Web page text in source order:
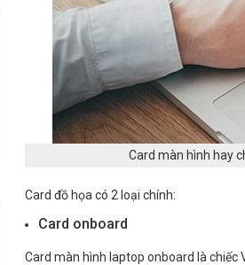
Card màn hình hay
Card đồ họa có 2 loại chính:
Card onboard
Card màn hình laptop onboard là